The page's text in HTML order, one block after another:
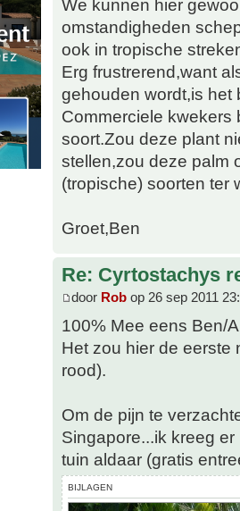
We kunnen hier
omstandigheden
ook in tropische
Erg frustrerend,want
gehouden wordt,is het
Commerciele
soort.Zou deze plant
stellen,zou deze palm
(tropische) soorten ter
Groet,Ben
Re: Cyrtostachys
door Rob op 26 sep 2011
100% Mee eens Ben/
Het zou hier de eerste
rood).
Om de pijn te
Singapore...ik kreeg
tuin aldaar (gratis
BIJLAGEN